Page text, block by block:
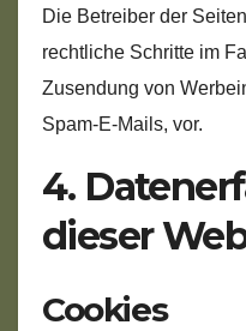
Die Betreiber der
rechtliche Schritte im
Zusendung von
Spam-E-Mails, vor.
4.
dieser
Cookies